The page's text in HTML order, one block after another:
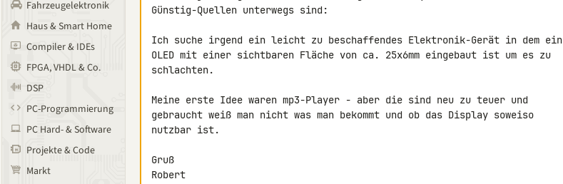
Fahrzeugelektronik
Haus & Smart Home
Compiler & IDEs
FPGA, VHDL & Co.
DSP
PC-Programmierung
PC Hard- & Software
Projekte & Code
Markt
Günstig-Quellen unterwegs sind:
Ich suche irgend ein leicht zu beschaffendes Elektronik-Gerät in dem ein
OLED mit einer sichtbaren Fläche von ca. 25x6mm eingebaut ist um es zu
schlachten.
Meine erste Idee waren mp3-Player - aber die sind neu zu teuer und
gebraucht weiß man nicht was man bekommt und ob das Display soweiso
nutzbar ist.
Gruß
Robert